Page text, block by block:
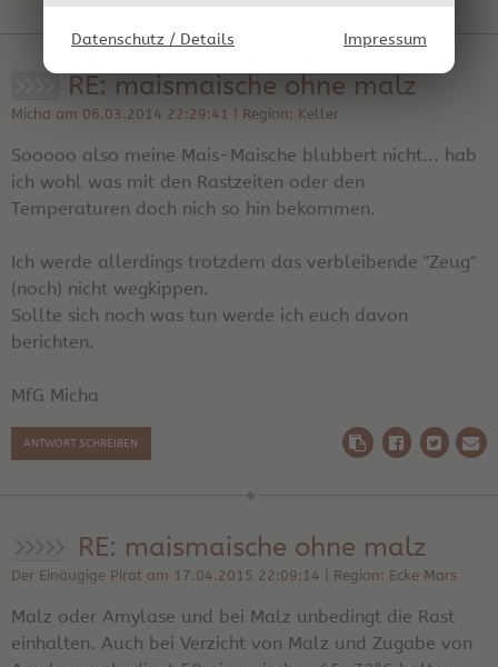
Datenschutz / Details Impressum
RE: maismaische ohne malz
Micha am 06.03.2014 22:29:41 | Region: Keller
Sooooo also meine Mais-Maische blubbert nicht... hab
ich wohl was mit den Rastzeiten oder den
Temperaturen doch nich so hin bekommen.
Ich werde allerdings trotzdem das verbleibende "Zeug"
(noch) nicht wegkippen.
Sollte sich noch was tun werde ich euch davon
berichten.
MfG Micha
ANTWORT SCHREIBEN
RE: maismaische ohne malz
Der Einäugige Pirat am 17.04.2015 22:09:14 | Region: Ecke Mars
Malz oder Amylase und bei Malz unbedingt die Rast
einhalten. Auch bei Verzicht von Malz und Zugabe von